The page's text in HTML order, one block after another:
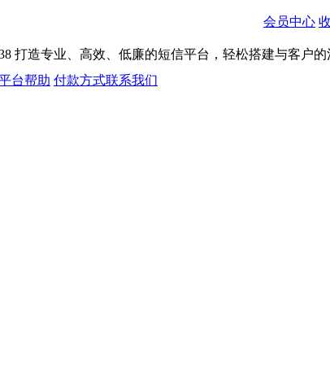
会员中心
打造专业、高效、低廉的短信平台，轻松搭建与客户的
台帮助 付款方式联系我们